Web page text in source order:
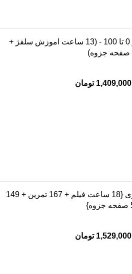
آموزش سلفژ از 0 تا 100 - (13 ساعت اموزش سلفژ +
1,409,000 تومان
آموزش صداسازی {18 ساعت فیلم + 167 تمرین + 149
1,529,000 تومان